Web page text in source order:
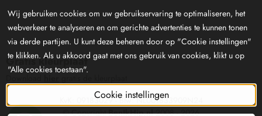
Gratis kleurplaat
KvK: 09183029 - Btw: NL001833909N24
© CopyrightBenIkHip.nl2008 -2026
Wij gebruiken cookies om uw gebruikservaring te optimaliseren, het
webverkeer te analyseren en om gerichte advertenties te kunnen tonen
via derde partijen. U kunt deze beheren door op "Cookie instellingen"
te klikken. Als u akkoord gaat met ons gebruik van cookies, klikt u op
"Alle cookies toestaan".
Cookie instellingen